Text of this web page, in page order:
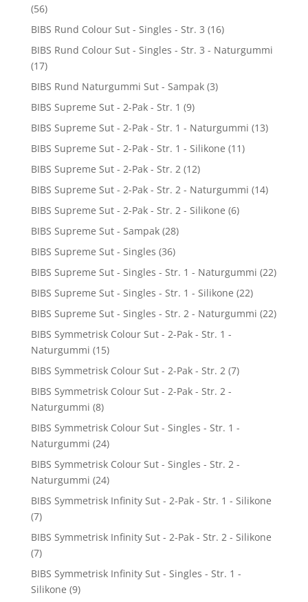
(56)
BIBS Rund Colour Sut - Singles - Str. 3 (16)
BIBS Rund Colour Sut - Singles - Str. 3 - Naturgummi
(17)
BIBS Rund Naturgummi Sut - Sampak (3)
BIBS Supreme Sut - 2-Pak - Str. 1 (9)
BIBS Supreme Sut - 2-Pak - Str. 1 - Naturgummi (13)
BIBS Supreme Sut - 2-Pak - Str. 1 - Silikone (11)
BIBS Supreme Sut - 2-Pak - Str. 2 (12)
BIBS Supreme Sut - 2-Pak - Str. 2 - Naturgummi (14)
BIBS Supreme Sut - 2-Pak - Str. 2 - Silikone (6)
BIBS Supreme Sut - Sampak (28)
BIBS Supreme Sut - Singles (36)
BIBS Supreme Sut - Singles - Str. 1 - Naturgummi (22)
BIBS Supreme Sut - Singles - Str. 1 - Silikone (22)
BIBS Supreme Sut - Singles - Str. 2 - Naturgummi (22)
BIBS Symmetrisk Colour Sut - 2-Pak - Str. 1 -
Naturgummi (15)
BIBS Symmetrisk Colour Sut - 2-Pak - Str. 2 (7)
BIBS Symmetrisk Colour Sut - 2-Pak - Str. 2 -
Naturgummi (8)
BIBS Symmetrisk Colour Sut - Singles - Str. 1 -
Naturgummi (24)
BIBS Symmetrisk Colour Sut - Singles - Str. 2 -
Naturgummi (24)
BIBS Symmetrisk Infinity Sut - 2-Pak - Str. 1 - Silikone
(7)
BIBS Symmetrisk Infinity Sut - 2-Pak - Str. 2 - Silikone
(7)
BIBS Symmetrisk Infinity Sut - Singles - Str. 1 -
Silikone (9)